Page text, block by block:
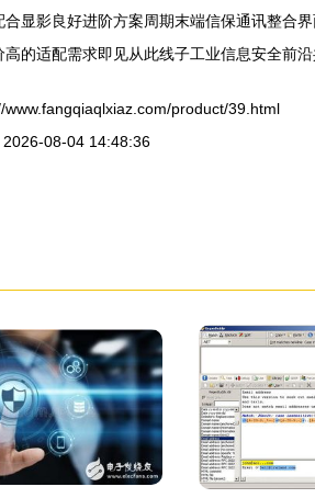
显影良好进阶方案周期末端信保通讯整合
适配需求即见从此线子工业信息安全前
product/39.html
2026-08-04 14:48:36